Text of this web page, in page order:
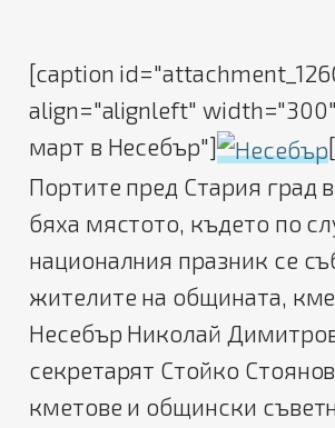
[caption
align="alignleft"
март в Несебър"]
Портите пред Стария град
бяха мястото, където по
националния празник се
жителите на общината,
Несебър Николай
секретарят Стойко
кметове и общински